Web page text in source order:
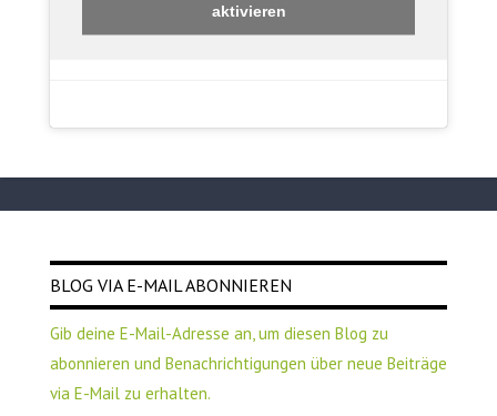
aktivieren
BLOG VIA E-MAIL ABONNIEREN
Gib deine E-Mail-Adresse an, um diesen Blog zu
abonnieren und Benachrichtigungen über neue Beiträge
via E-Mail zu erhalten.